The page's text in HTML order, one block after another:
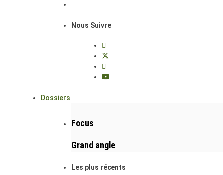
Nous Suivre
Dossiers
Focus
Grand angle
Les plus récents